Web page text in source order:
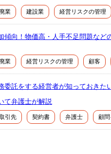
廃業 建設業 経営リスクの管理
傾向！物価高・人手不足問題など
廃業 経営リスクの管理 顧客
委託をする経営者が知っておき
て弁護士が解説
引先 契約書 弁護士 顧